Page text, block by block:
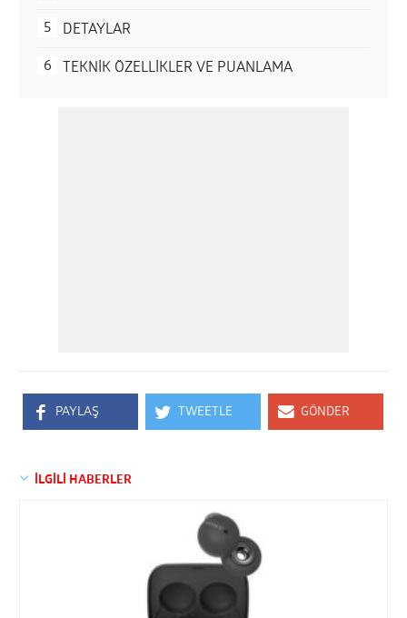
DETAYLAR
TEKNİK ÖZELLİKLER VE PUANLAMA
PAYLAŞ TWEETLE GÖNDER
İLGİLİ HABERLER